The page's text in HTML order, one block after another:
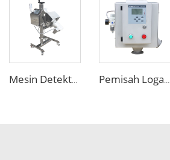
Mesin Detektor Logam Kaplet Pil untuk Apotek
Pemisah Logam Makanan yang Sensitif untuk Butiran dan Serpihan Plastik